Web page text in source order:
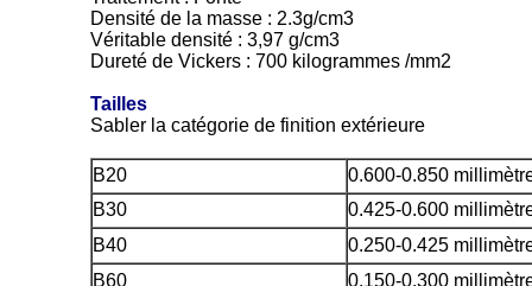
Densité de la masse : 2.3g/cm3
Véritable densité : 3,97 g/cm3
Dureté de Vickers : 700 kilogrammes /mm2
Tailles
Sabler la catégorie de finition extérieure
B20
0.600-0.850
B30
0.425-0.600
B40
0.250-0.425
B60
0.150-0.300